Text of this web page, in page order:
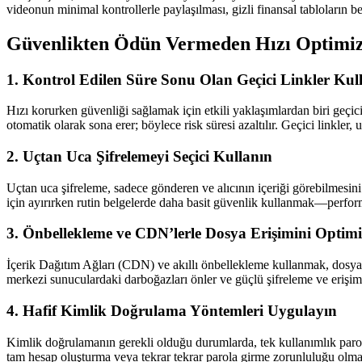
videonun minimal kontrollerle paylaşılması, gizli finansal tabloların
Güvenlikten Ödün Vermeden Hızı
1. Kontrol Edilen Süre Sonu Olan Geçici Linkler
Hızı korurken güvenliği sağlamak için etkili yaklaşımlardan biri
otomatik olarak sona erer; böylece risk süresi azaltılır. Geçici
2. Uçtan Uca Şifrelemeyi Seçici Kullanın
Uçtan uca şifreleme, sadece gönderen ve alıcının içeriği
için ayırırken rutin belgelerde daha basit güvenlik
3. Önbellekleme ve CDN’lerle Dosya Erişimini
İçerik Dağıtım Ağları (CDN) ve akıllı önbellekleme kullanmak,
merkezi sunuculardaki darboğazları önler ve güçlü şifreleme ve
4. Hafif Kimlik Doğrulama Yöntemleri Uygulayın
Kimlik doğrulamanın gerekli olduğu durumlarda, tek kullanımlık
tam hesap oluşturma veya tekrar tekrar parola girme zorunluluğu